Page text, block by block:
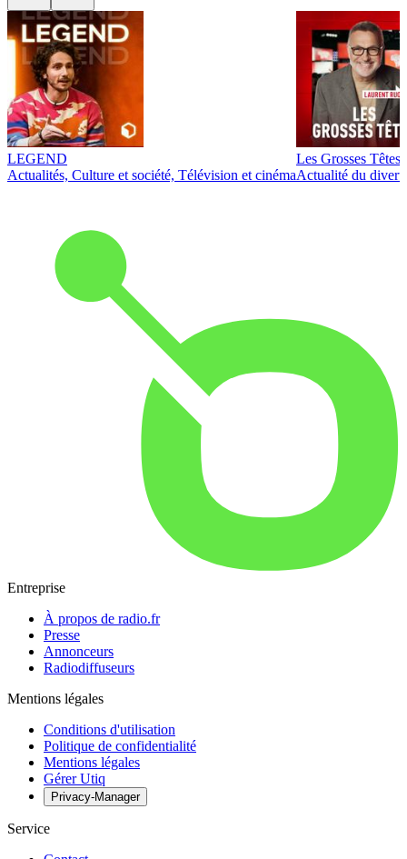
LEGEND
Actualités, Culture et société, Télévision et cinéma
Les Grosses Têtes
Actualité du
Entreprise
À propos de radio.fr
Presse
Annonceurs
Radiodiffuseurs
Mentions légales
Conditions d'utilisation
Politique de confidentialité
Mentions légales
Gérer Utiq
Privacy-Manager
Service